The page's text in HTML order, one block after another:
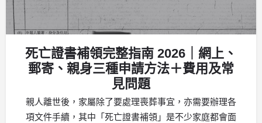
死亡證書補領完整指南 2026｜網上、
郵寄、親身三種申請方法＋費用及常
見問題
親人離世後，家屬除了要處理喪葬事宜，亦需要辦理各
項文件手續，其中「死亡證書補領」是不少家庭都會面